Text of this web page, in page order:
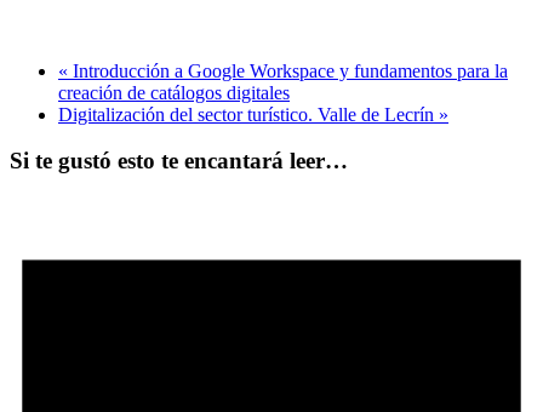
« Introducción a Google Workspace y fundamentos para la
creación de catálogos digitales
Digitalización del sector turístico. Valle de Lecrín »
Si te gustó esto te encantará leer…